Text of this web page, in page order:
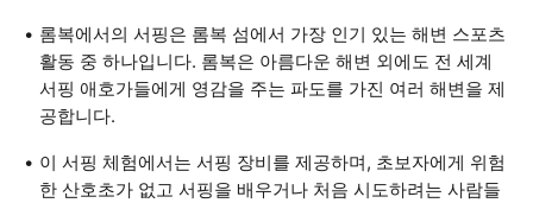
롬복에서의 서핑은 롬복 섬에서 가장 인기 있는 해변 스포츠
활동 중 하나입니다. 롬복은 아름다운 해변 외에도 전 세계
서핑 애호가들에게 영감을 주는 파도를 가진 여러 해변을 제
공합니다.
이 서핑 체험에서는 서핑 장비를 제공하며, 초보자에게 위험
한 산호초가 없고 서핑을 배우거나 처음 시도하려는 사람들